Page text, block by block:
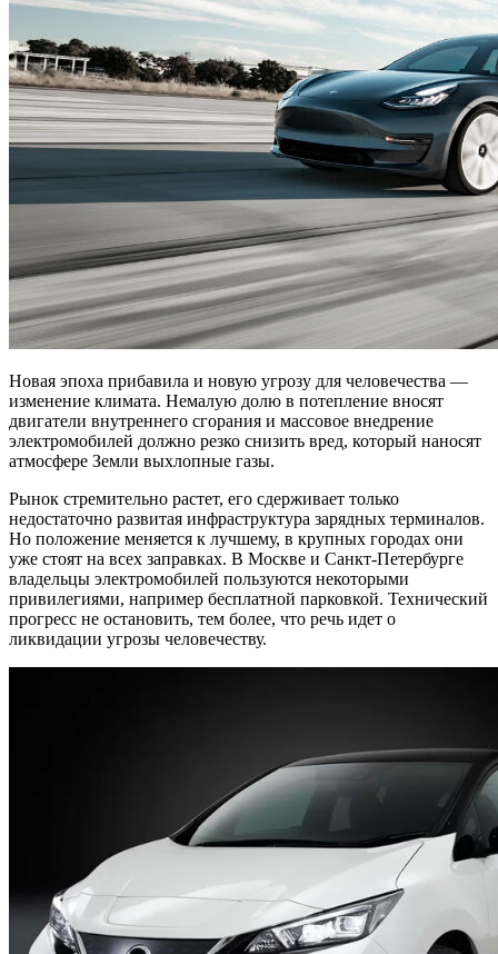
Новая эпоха прибавила и новую угрозу для человечества —
изменение климата. Немалую долю в потепление вносят
двигатели внутреннего сгорания и массовое внедрение
электромобилей должно резко снизить вред, который наносят
атмосфере Земли выхлопные газы.
Рынок стремительно растет, его сдерживает только
недостаточно развитая инфраструктура зарядных терминалов.
Но положение меняется к лучшему, в крупных городах они
уже стоят на всех заправках. В Москве и Санкт-Петербурге
владельцы электромобилей пользуются некоторыми
привилегиями, например бесплатной парковкой. Технический
прогресс не остановить, тем более, что речь идет о
ликвидации угрозы человечеству.